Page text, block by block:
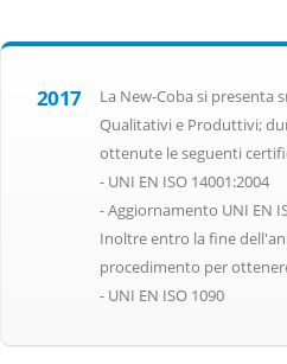
2017
La New-Coba si presenta
Qualitativi e Produttivi;
ottenute le seguenti
- UNI EN ISO 14001:2004
- Aggiornamento UNI EN
Inoltre entro la fine
procedimento per
- UNI EN ISO 1090